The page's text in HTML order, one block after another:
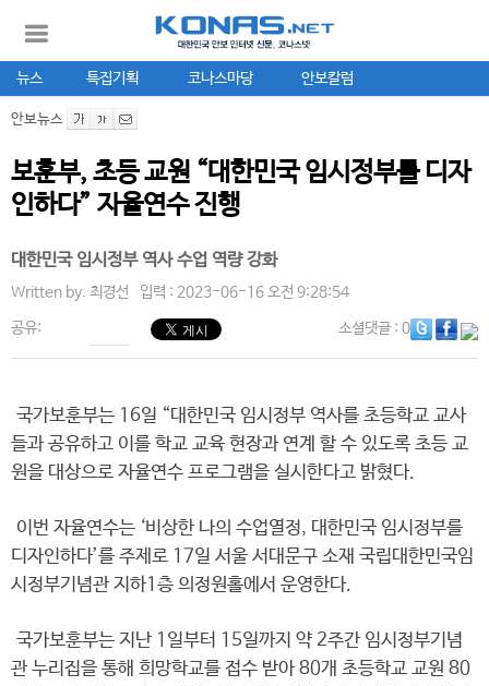
뉴스 특집기획 코나스마당 안보칼럼
안보뉴스
보훈부, 초등 교원 “대한민국 임시정부를 디자
인하다” 자율연수 진행
대한민국 임시정부 역사 수업 역량 강화
Written by. 최경선 입력 : 2023-06-16 오전 9:28:54
공유: 소셜댓글: 0
국가보훈부는 16일 “대한민국 임시정부 역사를 초등학교 교사
들과 공유하고 이를 학교 교육 현장과 연계 할 수 있도록 초등 교
원을 대상으로 자율연수 프로그램을 실시한다고 밝혔다.
이번 자율연수는 ‘비상한 나의 수업열정, 대한민국 임시정부를
디자인하다’를 주제로 17일 서울 서대문구 소재 국립대한민국임
시정부기념관 지하1층 의정원홀에서 운영한다.
국가보훈부는 지난 1일부터 15일까지 약 2주간 임시정부기념
관 누리집을 통해 희망학교를 접수 받아 80개 초등학교 교원 80